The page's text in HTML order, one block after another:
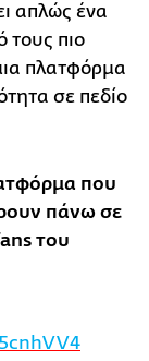
απλώς ένα
τους πιο
πλατφόρμα
σε πεδίο
που
πάνω σε
του